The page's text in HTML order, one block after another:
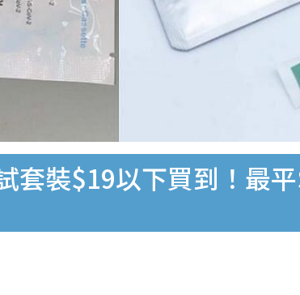
套裝$19以下買到！最